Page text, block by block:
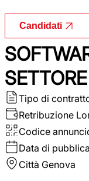
Candidati
Tipo di
Retribuzione
Codice
Data di
Città Genova